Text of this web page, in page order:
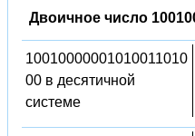
Двоичное число
10010000001010011010
00 в десятичной
системе